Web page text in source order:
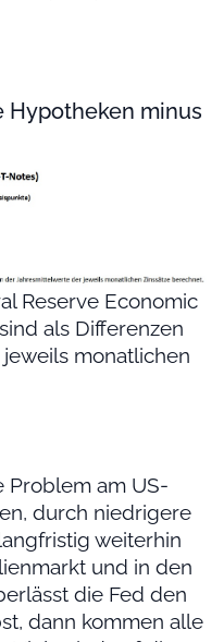
Hypotheken minus
Reserve Economic
als Differenzen
monatlichen
Problem am US-
durch niedrigere
weiterhin
und in den
die Fed den
dann kommen alle